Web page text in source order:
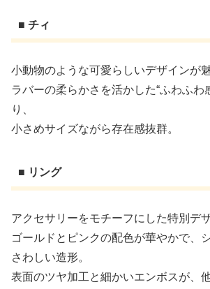
■ チィ
小動物のような可愛らしいデザインが魅
ラバーの柔らかさを活かした“ふわふわ
り、
小さめサイズながら存在感抜群。
■ リング
アクセサリーをモチーフにした特別デザ
ゴールドとピンクの配色が華やかで、
さわしい造形。
表面のツヤ加工と細かいエンボスが、